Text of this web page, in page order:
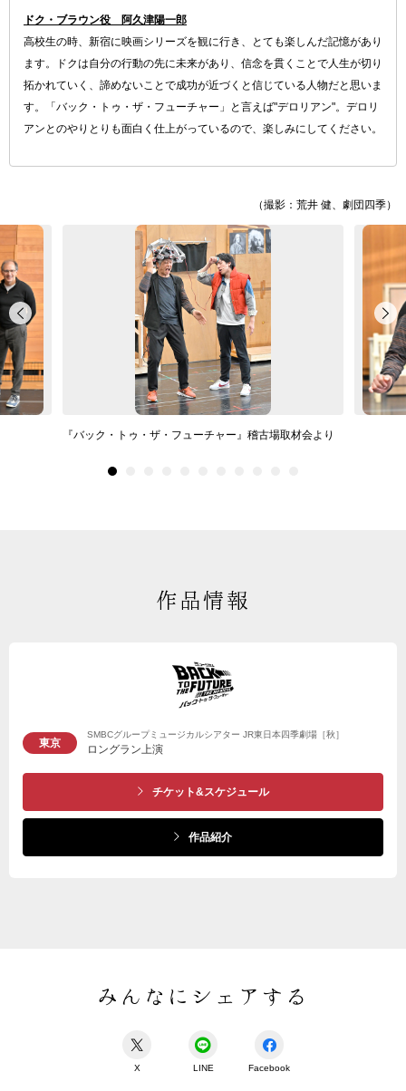
ドク・ブラウン役 阿久津陽一郎
高校生の時、新宿に映画シリーズを観に行き、とても楽しんだ記憶があり
ます。ドクは自分の行動の先に未来があり、信念を貫くことで人生が切り
拓かれていく、諦めないことで成功が近づくと信じている人物だと思いま
す。「バック・トゥ・ザ・フューチャー」と言えば"デロリアン"。デロリ
アンとのやりとりも面白く仕上がっているので、楽しみにしてください。
（撮影：荒井 健、劇団四季）
『バック・トゥ・ザ・フューチャー』稽古場取材会より
作品情報
東京
SMBCグループミュージカルシアター JR東日本四季劇場［秋］
ロングラン上演
チケット&スケジュール
作品紹介
みんなにシェアする
X LINE Facebook